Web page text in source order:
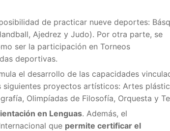
de practicar nueve deportes:
Ajedrez y Judo). Por otra parte, se
ser la participación en Torneos
deportivas.
el desarrollo de las capacidades
proyectos artísticos: Artes
Olimpíadas de Filosofía, Orquesta y
en Lenguas. Además, el
que permite certificar el